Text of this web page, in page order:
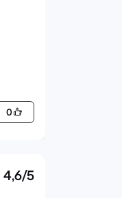
0
4,6/5